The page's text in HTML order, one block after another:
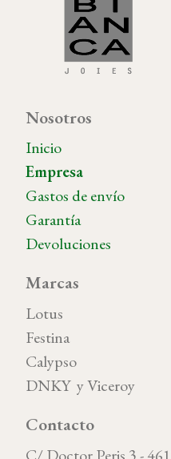
Nosotros
Inicio
Empresa
Gastos de envío
Garantía
Devoluciones
Marcas
Lotus
Festina
Calypso
DNKY y
Contacto